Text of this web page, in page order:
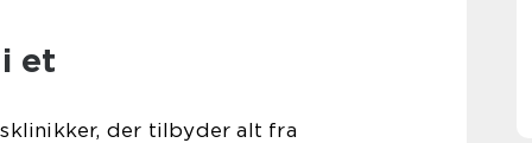
et
der tilbyder alt fra